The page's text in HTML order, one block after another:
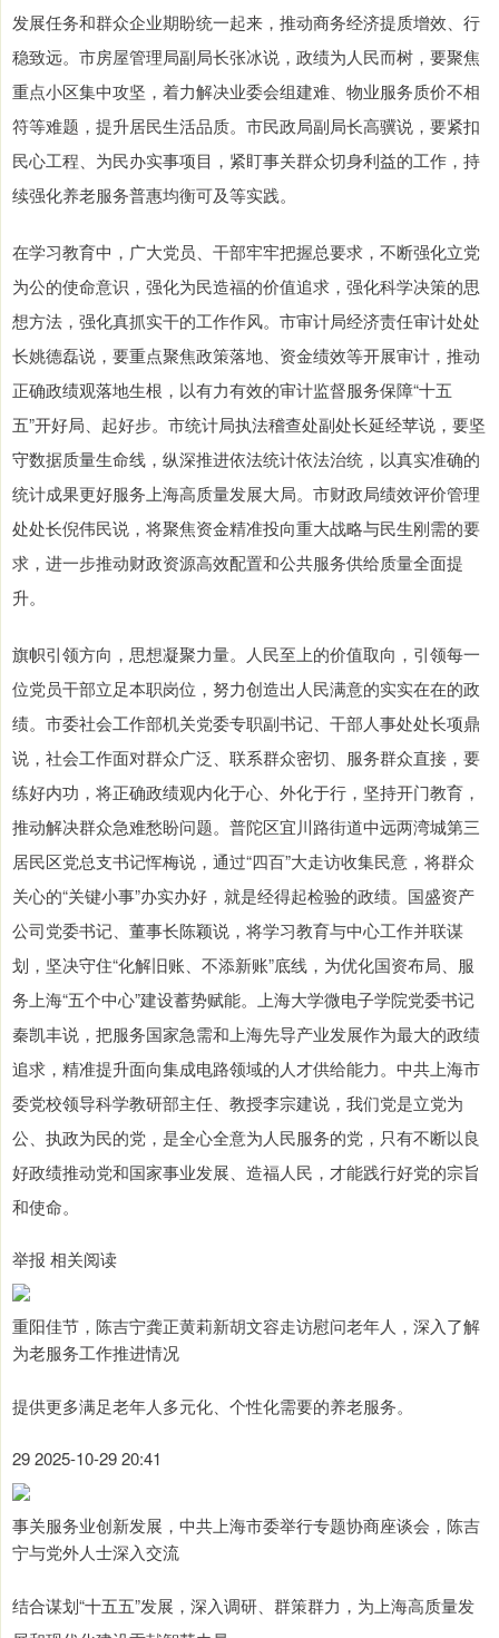
发展任务和群众企业期盼统一起来，推动商务经济提质增效、行
稳致远。市房屋管理局副局长张冰说，政绩为人民而树，要聚焦
重点小区集中攻坚，着力解决业委会组建难、物业服务质价不相
符等难题，提升居民生活品质。市民政局副局长高骥说，要紧扣
民心工程、为民办实事项目，紧盯事关群众切身利益的工作，持
续强化养老服务普惠均衡可及等实践。
在学习教育中，广大党员、干部牢牢把握总要求，不断强化立党
为公的使命意识，强化为民造福的价值追求，强化科学决策的思
想方法，强化真抓实干的工作作风。市审计局经济责任审计处处
长姚德磊说，要重点聚焦政策落地、资金绩效等开展审计，推动
正确政绩观落地生根，以有力有效的审计监督服务保障“十五
五”开好局、起好步。市统计局执法稽查处副处长延经苹说，要坚
守数据质量生命线，纵深推进依法统计依法治统，以真实准确的
统计成果更好服务上海高质量发展大局。市财政局绩效评价管理
处处长倪伟民说，将聚焦资金精准投向重大战略与民生刚需的要
求，进一步推动财政资源高效配置和公共服务供给质量全面提
升。
旗帜引领方向，思想凝聚力量。人民至上的价值取向，引领每一
位党员干部立足本职岗位，努力创造出人民满意的实实在在的政
绩。市委社会工作部机关党委专职副书记、干部人事处处长项鼎
说，社会工作面对群众广泛、联系群众密切、服务群众直接，要
练好内功，将正确政绩观内化于心、外化于行，坚持开门教育，
推动解决群众急难愁盼问题。普陀区宜川路街道中远两湾城第三
居民区党总支书记恽梅说，通过“四百”大走访收集民意，将群众
关心的“关键小事”办实办好，就是经得起检验的政绩。国盛资产
公司党委书记、董事长陈颖说，将学习教育与中心工作并联谋
划，坚决守住“化解旧账、不添新账”底线，为优化国资布局、服
务上海“五个中心”建设蓄势赋能。上海大学微电子学院党委书记
秦凯丰说，把服务国家急需和上海先导产业发展作为最大的政绩
追求，精准提升面向集成电路领域的人才供给能力。中共上海市
委党校领导科学教研部主任、教授李宗建说，我们党是立党为
公、执政为民的党，是全心全意为人民服务的党，只有不断以良
好政绩推动党和国家事业发展、造福人民，才能践行好党的宗旨
和使命。
举报 相关阅读
重阳佳节，陈吉宁龚正黄莉新胡文容走访慰问老年人，深入了解
为老服务工作推进情况
提供更多满足老年人多元化、个性化需要的养老服务。
29 2025-10-29 20:41
事关服务业创新发展，中共上海市委举行专题协商座谈会，陈吉
宁与党外人士深入交流
结合谋划“十五五”发展，深入调研、群策群力，为上海高质量发